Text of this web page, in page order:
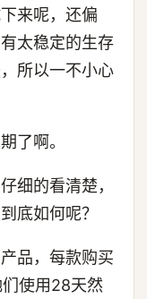
来呢，还偏
太稳定的生存
所以一不小心
了啊。
细的看清楚，
底如何呢？
品，每款购买
使用28天然